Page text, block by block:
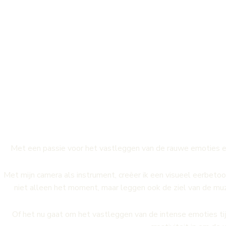
Met een passie voor het vastleggen van de rauwe emoties
Met mijn camera als instrument, creëer ik een visueel
niet alleen het moment, maar leggen ook de ziel van de
Of het nu gaat om het vastleggen van de intense emoties